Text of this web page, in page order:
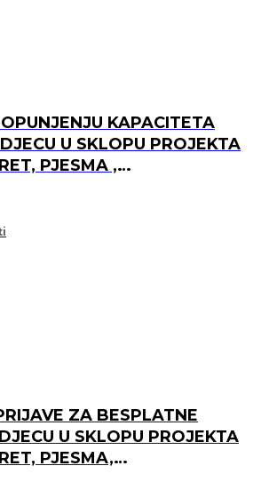
KAPACITETA
U SKLOPU PROJEKTA
PJESMA ,
ZA BESPLATNE
U SKLOPU PROJEKTA
PJESMA,